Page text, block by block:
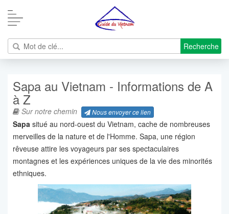
Recherche
Sapa au Vietnam - Informations de A
à Z
Sur notre chemin Nous envoyer ce lien
Sapa situé au nord-ouest du Vietnam, cache de nombreuses
merveilles de la nature et de l'Homme. Sapa, une région
rêveuse attire les voyageurs par ses spectaculaires
montagnes et les expériences uniques de la vie des minorités
ethniques.